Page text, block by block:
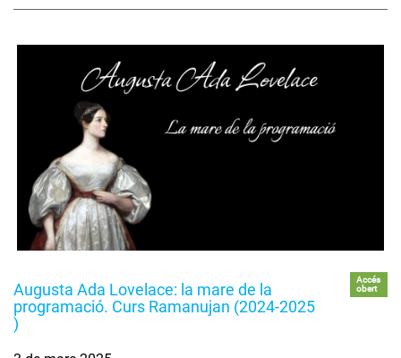
Augusta Ada Lovelace: la mare de la
programació. Curs Ramanujan (2024-2025
)
Accés
obert